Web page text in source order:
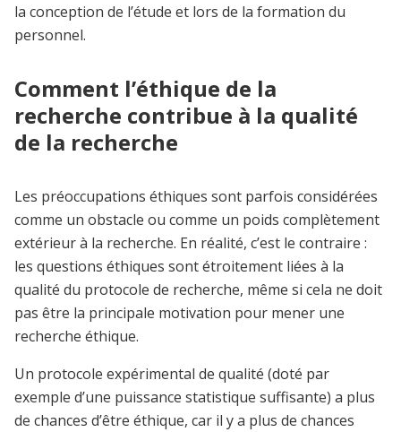
la conception de l’étude et lors de la formation du
personnel.
Comment l’éthique de la
recherche contribue à la qualité
de la recherche
Les préoccupations éthiques sont parfois considérées
comme un obstacle ou comme un poids complètement
extérieur à la recherche. En réalité, c’est le contraire :
les questions éthiques sont étroitement liées à la
qualité du protocole de recherche, même si cela ne doit
pas être la principale motivation pour mener une
recherche éthique.
Un protocole expérimental de qualité (doté par
exemple d’une puissance statistique suffisante) a plus
de chances d’être éthique, car il y a plus de chances